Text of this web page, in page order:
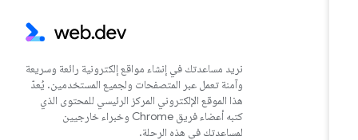
نريد مساعدتك في إنشاء مواقع إلكترونية رائعة وسريعة
وآمنة تعمل عبر المتصفحات ولجميع المستخدمين. يُعدّ
هذا الموقع الإلكتروني المركز الرئيسي للمحتوى الذي
كتبه أعضاء فريق Chrome وخبراء خارجيين
لمساعدتك في هذه الرحلة.